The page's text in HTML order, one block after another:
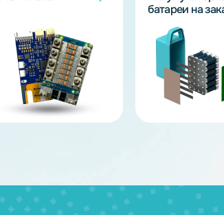
BMS - платы